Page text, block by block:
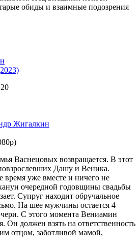
обиды и взаимные подозрения
20
Жигалкин
Васнецовых возвращается. В этот
Дашу и Веника.
время уже вместе и ничего не
очередной годовщины свадьбы
Супруг находит обручальное
На шее мужчины остается 4
С этого момента Вениамин
Он должен взять на ответственность
отцом, заботливой мамой,